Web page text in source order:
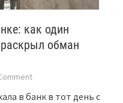
как один
раскрыл обман
в банк в тот день с